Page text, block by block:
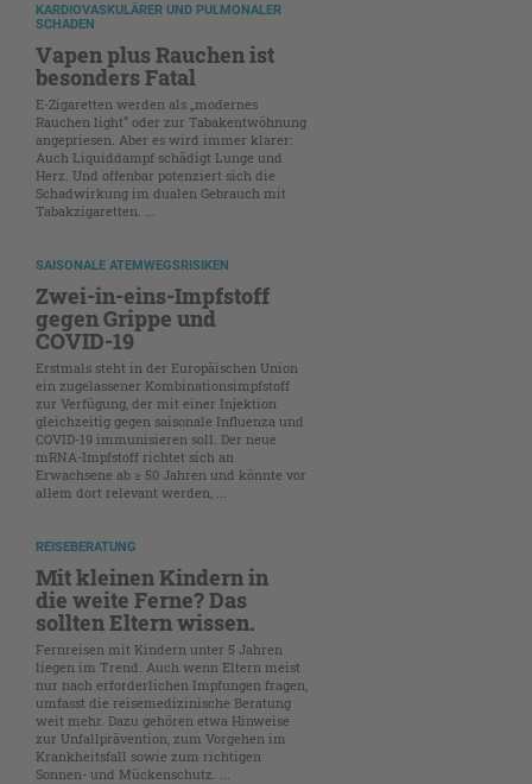
KARDIOVASKULÄRER UND PULMONALER
SCHADEN
Vapen plus Rauchen ist
besonders Fatal
E-Zigaretten werden als „modernes
Rauchen light“ oder zur Tabakentwöhnung
angepriesen. Aber es wird immer klarer:
Auch Liquiddampf schädigt Lunge und
Herz. Und offenbar potenziert sich die
Schadwirkung im dualen Gebrauch mit
Tabakzigaretten. ...
SAISONALE ATEMWEGSRISIKEN
Zwei-in-eins-Impfstoff
gegen Grippe und
COVID-19
Erstmals steht in der Europäischen Union
ein zugelassener Kombinationsimpfstoff
zur Verfügung, der mit einer Injektion
gleichzeitig gegen saisonale Influenza und
COVID-19 immunisieren soll. Der neue
mRNA-Impfstoff richtet sich an
Erwachsene ab ≥ 50 Jahren und könnte vor
allem dort relevant werden, ...
REISEBERATUNG
Mit kleinen Kindern in
die weite Ferne? Das
sollten Eltern wissen.
Fernreisen mit Kindern unter 5 Jahren
liegen im Trend. Auch wenn Eltern meist
nur nach erforderlichen Impfungen fragen,
umfasst die reisemedizinische Beratung
weit mehr. Dazu gehören etwa Hinweise
zur Unfallprävention, zum Vorgehen im
Krankheitsfall sowie zum richtigen
Sonnen- und Mückenschutz. ...